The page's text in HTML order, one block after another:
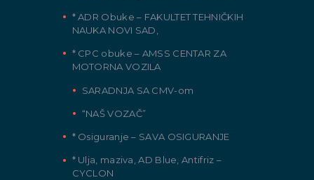
* ADR Obuke – FAKULTET TEHNIČKIH
NAUKA NOVI SAD,
* CPC obuke – AMSS CENTAR ZA
MOTORNA VOZILA
SARADNJA SA CMV-om
“NAŠ VOZAČ”
* Osiguranje – SAVA OSIGURANJE
* Ulja, maziva, AD Blue, Antifriz –
CYCLON